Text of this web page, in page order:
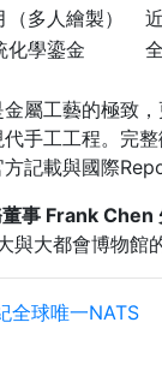
（多人繪製）
化學鎏金
屬工藝的極致
手工工程。完
記載與國際
事 Frank Chen
與大都會博物館
全球唯一NATS